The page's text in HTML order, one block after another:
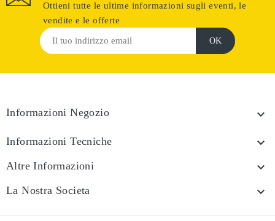
Ottieni tutte le ultime informazioni sugli eventi, le
vendite e le offerte
Informazioni Negozio 
Informazioni Tecniche 
Altre Informazioni 
La Nostra Societa 